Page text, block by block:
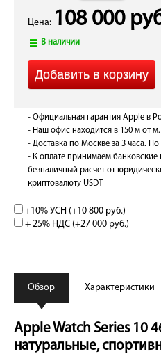
Цена: 108 000
В наличии
- Официальная гарантия Apple в
- Наш офис находится в 150 м от м.
- Доставка по Москве за 3 часа.
- К оплате принимаем банковские
безналичный расчет от
криптовалюту USDT
+10% УСН (+10 800 руб.)
+ 25% НДС (+27 000 руб.)
Обзор Характеристики
Apple Watch Series 10
натуральные,